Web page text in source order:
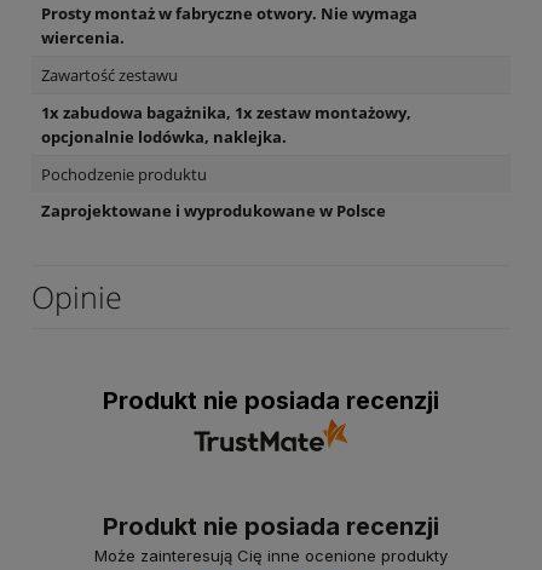
Prosty montaż w fabryczne otwory. Nie wymaga
wiercenia.
Zawartość zestawu
1x zabudowa bagażnika, 1x zestaw montażowy,
opcjonalnie lodówka, naklejka.
Pochodzenie produktu
Zaprojektowane i wyprodukowane w Polsce
Opinie
Produkt nie posiada recenzji
Produkt nie posiada recenzji
Może zainteresują Cię inne ocenione produkty